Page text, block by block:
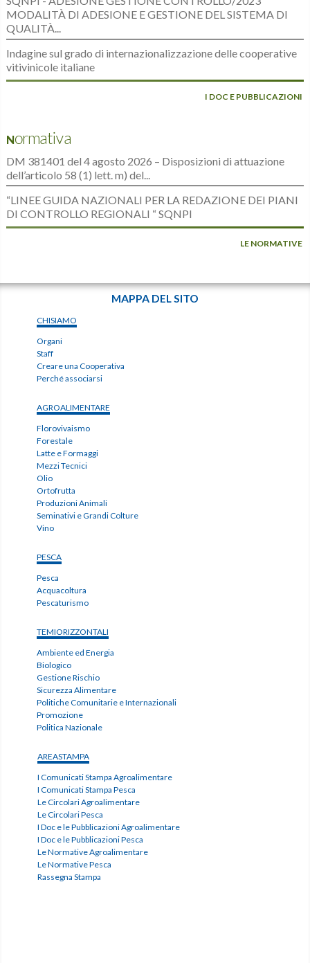
MODALITÀ DI ADESIONE E GESTIONE DEL SISTEMA DI
QUALITÀ...
Indagine sul grado di internazionalizzazione delle cooperative
vitivinicole italiane
I DOC E PUBBLICAZIONI
Normativa
DM 381401 del 4 agosto 2026 – Disposizioni di attuazione
dell’articolo 58 (1) lett. m) del...
“LINEE GUIDA NAZIONALI PER LA REDAZIONE DEI PIANI
DI CONTROLLO REGIONALI “ SQNPI
LE NORMATIVE
MAPPA DEL SITO
CHISIAMO
Organi
Staff
Creare una Cooperativa
Perché associarsi
AGROALIMENTARE
Florovivaismo
Forestale
Latte e Formaggi
Mezzi Tecnici
Olio
Ortofrutta
Produzioni Animali
Seminativi e Grandi Colture
Vino
PESCA
Pesca
Acquacoltura
Pescaturismo
TEMIORIZZONTALI
Ambiente ed Energia
Biologico
Gestione Rischio
Sicurezza Alimentare
Politiche Comunitarie e Internazionali
Promozione
Politica Nazionale
AREASTAMPA
I Comunicati Stampa Agroalimentare
I Comunicati Stampa Pesca
Le Circolari Agroalimentare
Le Circolari Pesca
I Doc e le Pubblicazioni Agroalimentare
I Doc e le Pubblicazioni Pesca
Le Normative Agroalimentare
Le Normative Pesca
Rassegna Stampa